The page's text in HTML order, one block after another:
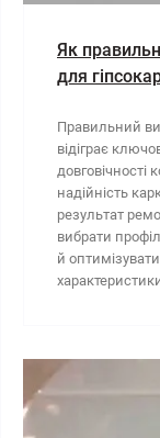
Як
для
Правильний
відіграє
довговічності
надійність
результат
вибрати
й